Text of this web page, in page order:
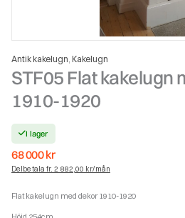
Antik kakelugn Kakelugn
STF05 Flat kakelugn
1910-1920
I lager
68 000kr
Delbetala fr. 2 882,00 kr/mån
Flat kakelugn med dekor 1910-1920